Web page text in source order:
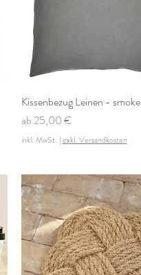
Schnellansicht
Kissenbezug Leinen - smoke
ab 25,00 €
Sale-Preis
inkl. MwSt. |exkl. Versandkosten